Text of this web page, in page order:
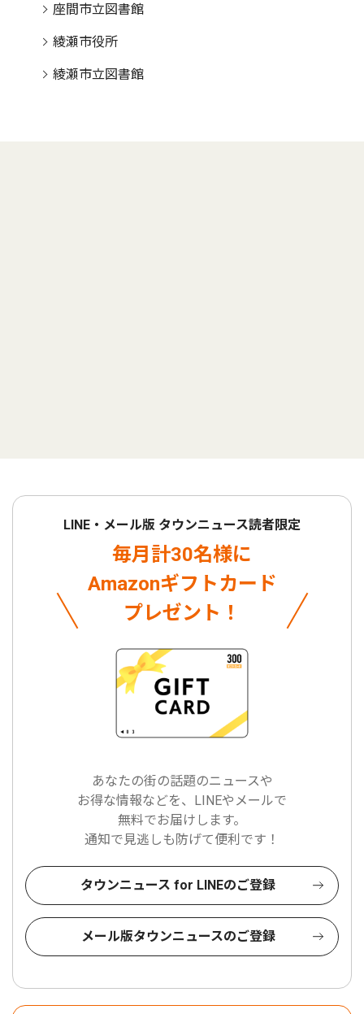
座間市立図書館
綾瀬市役所
綾瀬市立図書館
LINE・メール版 タウンニュース読者限定
毎月計30名様に
Amazonギフトカード
プレゼント！
あなたの街の話題のニュースや
お得な情報などを、LINEやメールで
無料でお届けします。
通知で見逃しも防げて便利です！
タウンニュース for LINEのご登録
メール版タウンニュースのご登録